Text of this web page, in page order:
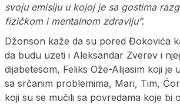
svoju emisiju u kojoj je sa gostima
fizičkom i mentalnom zdravlju”.
Džonson kaže da su pored Đokovića
da budu uzeti i Aleksandar Zverev i
dijabetesom, Feliks Ože-Alijasim koji je
sa srčanim problemima, Mari, Tim,
koji su se mučili sa povredama koje bi